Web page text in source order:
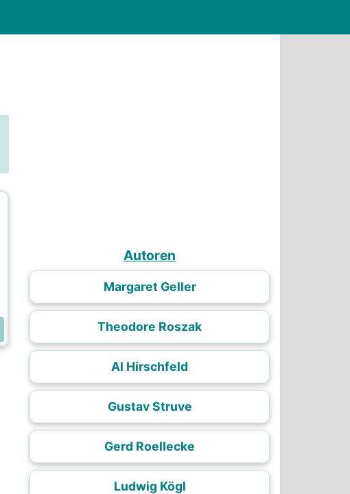
Autoren
Margaret Geller
Theodore Roszak
Al Hirschfeld
Gustav Struve
Gerd Roellecke
Ludwig Kögl